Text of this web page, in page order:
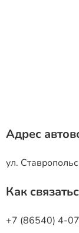
Адрес
ул.
Как
+7 (86540) 4-